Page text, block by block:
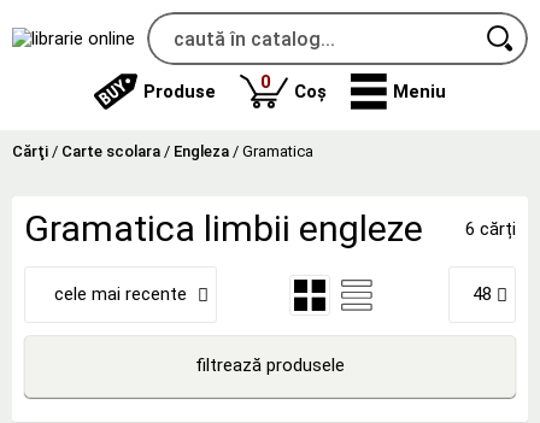
Produse 0produse
Coș Meniu
Cărţi / Carte scolara / Engleza / Gramatica
Gramatica limbii engleze 6 cărți
cele mai recente 48
filtrează produsele